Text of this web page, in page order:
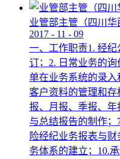
业管部主管（四川华
2017 - 11 - 09
一、工作职责1. 经
订；2. 日常业务的
单在业务系统的录入
客户资料的管理和存
报、月报、季报、
与总结报告的制作
险经纪业务报表与
务体系的建立；10.